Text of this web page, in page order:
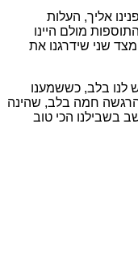
אליך, העלות
מולם היינו
שני שידרגנו את
לנו בלב, כששמענו
הרגשה חמה בלב, שהינה
בשבילנו הכי טוב